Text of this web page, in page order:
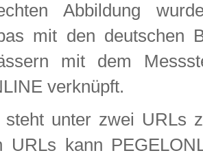
Abbildung
mit den deutschen
mit dem
verknüpft.
unter zwei URLs
URLs kann